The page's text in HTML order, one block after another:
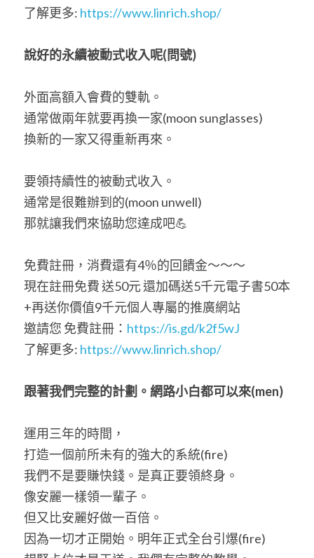
了解更多: https://www.linrich.shop/
說好的永續被動式收入呢(問號)
外面高額入會費的雙軌。
通常做兩年就要再換一家(moon sunglasses)
換新的一家又得重新再來。
要領持續性的被動式收入。
通常是很難辦到的(moon unwell)
那就讓我們來協助您達成吧💪
免費註冊，消費還有4％的回饋金～～～
現在註冊免費 送50元 還加碼送5千元電子書50本
+再送你價值9千元個人專屬的推廣網站
邀請您 免費註冊： https://is.gd/k2f5wJ
了解更多: https://www.linrich.shop/
跟著我們完整的計劃。網路小白都可以來(men)
運用三年的時間，
打造一個前所未有的強大的系統(fire)
我們不是要賺快錢。是真正要領終身。
像安麗一樣領一輩子。
但又比安麗好做一百倍。
因為一切才正開始。明年正式全台引爆(fire)